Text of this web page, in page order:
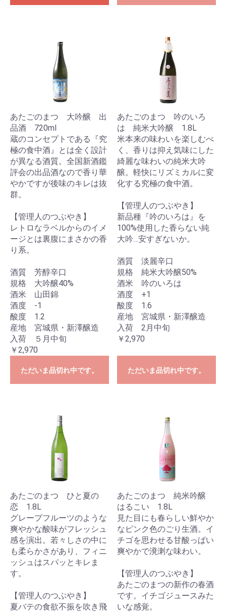
あたごのまつ 大吟醸 出
品酒 720ml
蔵のコンセプトである『究
極の食中酒』とは全く設計
が異なる酒質。全国新酒鑑
評会の出品酒なので香り華
やかですが後味のキレは抜
群。
【管理人のつぶやき】
レトロなラベルからのイメ
ージとは裏腹にまさかの香
り系。
酒質 芳醇辛口
規格 大吟醸40%
酒米 山田錦
酒度 -1
酸度 1.2
産地 宮城県・新澤醸造
入荷 ５月中旬
￥2,970
ただいま品切れ中です。
あたごのまつ 吟のいろ
は 純米大吟醸 1.8L
米本来の味わいを楽しむべ
く、香りは抑え気味にした
綺麗な味わいの純米大吟
醸。軽快にリズミカルに変
化する究極の食中酒。
【管理人のつぶやき】
新品種『吟のいろは』を
100%使用した香らない純
大吟…安すぎないか。
酒質 淡麗辛口
規格 純米大吟醸50%
酒米 吟のいろは
酒度 +1
酸度 1.6
産地 宮城県・新澤醸造
入荷 2月中旬
￥2,970
ただいま品切れ中です。
あたごのまつ ひと夏の
恋 1.8L
グレープフルーツのような
爽やかな酸味がフレッシュ
感を演出。若々しさの中に
も柔らかさがあり、フィニ
ッシュはスパッとキレま
す。
【管理人のつぶやき】
夏バテの食欲不振を吹き飛
あたごのまつ 純米吟醸
はるこい 1.8L
見た目にも春らしい鮮やか
なピンク色のごり生酒。イ
チゴを思わせる甘酸っぱい
爽やかで溌溂な味わい。
【管理人のつぶやき】
あたごのまつの新作の春酒
です。イチゴジュースみた
いな感覚。